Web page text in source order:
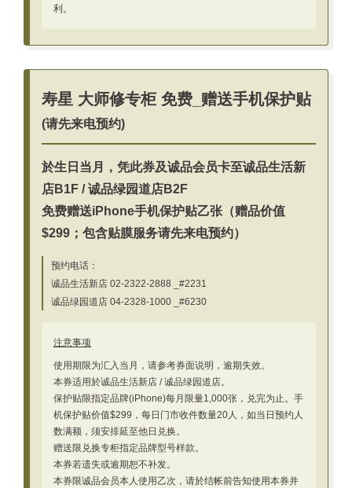
利。
寿星 大师修专柜 免费_赠送手机保护贴
(请先来电预约)
於生日当月，凭此券及诚品会员卡至诚品生活新
店B1F / 诚品绿园道店B2F
免费赠送iPhone手机保护贴乙张（赠品价值
$299；包含贴膜服务请先来电预约）
预约电话：
诚品生活新店 02-2322-2888 _#2231
诚品绿园道店 04-2328-1000 _#6230
注意事项
使用期限为汇入当月，请参考券面说明，逾期失效。
本券适用於诚品生活新店 / 诚品绿园道店。
保护贴限指定品牌(iPhone)每月限量1,000张，兑完为止。手
机保护贴价值$299，每日门市收件数量20人，如当日预约人
数满额，须安排延至他日兑换。
赠送限兑换专柜指定品牌型号样款。
本券若遗失或逾期恕不补发。
本券限诚品会员本人使用乙次，请於结帐前告知使用本券并